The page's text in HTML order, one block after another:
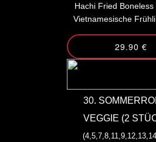
Hachi Fried Boneless
Vietnamesische
29.90 €
30.
VEGGIE (2